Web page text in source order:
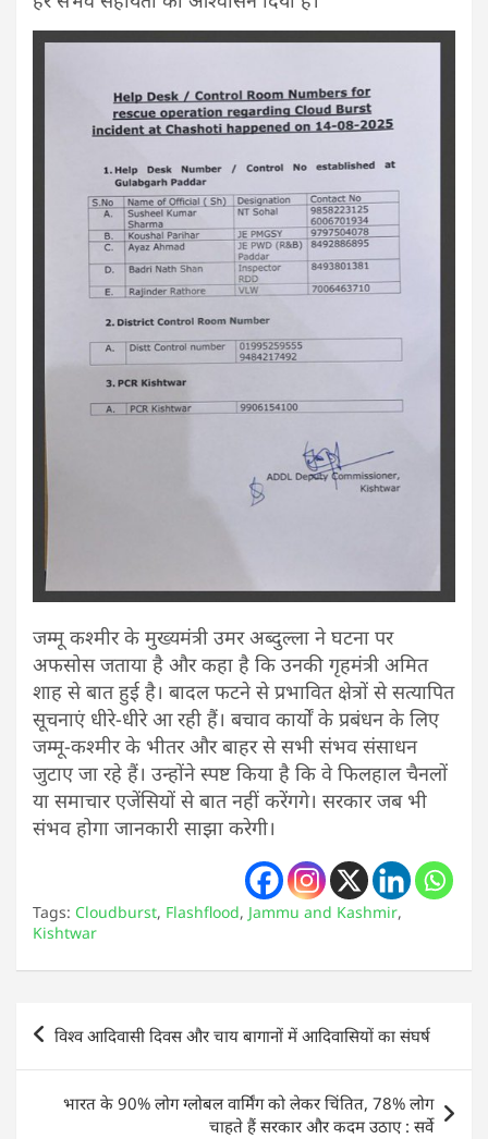
जम्मू कश्मीर के मुख्यमंत्री उमर अब्दुल्ला ने घटना पर
अफसोस जताया है और कहा है कि उनकी गृहमंत्री अमित
शाह से बात हुई है। बादल फटने से प्रभावित क्षेत्रों से सत्यापित
सूचनाएं धीरे-धीरे आ रही हैं। बचाव कार्यों के प्रबंधन के लिए
जम्मू-कश्मीर के भीतर और बाहर से सभी संभव संसाधन
जुटाए जा रहे हैं। उन्होंने स्पष्ट किया है कि वे फिलहाल चैनलों
या समाचार एजेंसियों से बात नहीं करेंगगे। सरकार जब भी
संभव होगा जानकारी साझा करेगी।
Tags: Cloudburst, Flashflood, Jammu and Kashmir,
Kishtwar
Post
navigation
विश्व आदिवासी दिवस और चाय बागानों में आदिवासियों का संघर्ष
भारत के 90% लोग ग्लोबल वार्मिंग को लेकर चिंतित, 78% लोग
चाहते हैं सरकार और कदम उठाए : सर्वे